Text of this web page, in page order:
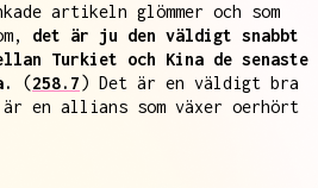
artikeln glömmer och som
det är ju den väldigt snabbt
Turkiet och Kina de senaste
(258.7) Det är en väldigt bra
en allians som växer oerhört